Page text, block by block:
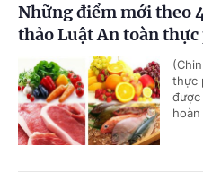
Những điểm mới theo
thảo Luật An toàn thực
thực
được